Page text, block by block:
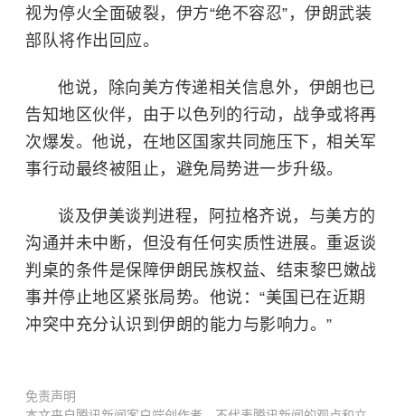
视为停火全面破裂，伊方“绝不容忍”，伊朗武装
部队将作出回应。
他说，除向美方传递相关信息外，伊朗也已
告知地区伙伴，由于以色列的行动，战争或将再
次爆发。他说，在地区国家共同施压下，相关军
事行动最终被阻止，避免局势进一步升级。
谈及伊美谈判进程，阿拉格齐说，与美方的
沟通并未中断，但没有任何实质性进展。重返谈
判桌的条件是保障伊朗民族权益、结束黎巴嫩战
事并停止地区紧张局势。他说：“美国已在近期
冲突中充分认识到伊朗的能力与影响力。”
免责声明